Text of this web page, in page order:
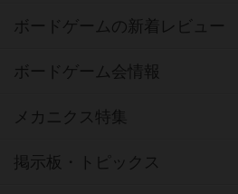
ボードゲームの新着レビュー
ボードゲーム会情報
メカニクス特集
掲示板・トピックス